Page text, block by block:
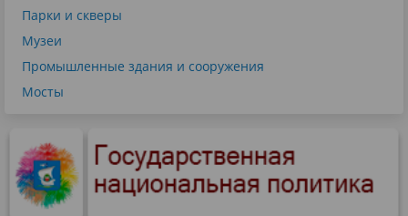
Парки и скверы
Музеи
Промышленные здания и сооружения
Мосты